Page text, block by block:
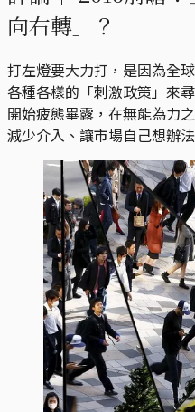
向右轉」？
打左燈要大力打，是因為全
各種各樣的「刺激政策」來
開始疲態畢露，在無能為力
減少介入、讓市場自己想辦